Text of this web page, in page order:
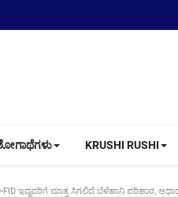
KRUSHI RUSHI
FID ಇದ್ದವರಿಗೆ ಮಾತ್ರ ಸಿಗಲಿದೆ ಬೆಳೆಹಾನಿ ಪರಿಹಾರ,